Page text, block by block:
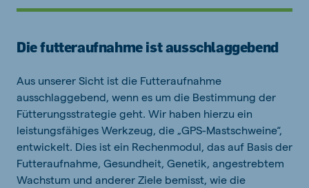
Die futteraufnahme ist ausschlaggebend
Aus unserer Sicht ist die Futteraufnahme
ausschlaggebend, wenn es um die Bestimmung der
Fütterungsstrategie geht. Wir haben hierzu ein
leistungsfähiges Werkzeug, die „GPS-Mastschweine“,
entwickelt. Dies ist ein Rechenmodul, das auf Basis der
Futteraufnahme, Gesundheit, Genetik, angestrebtem
Wachstum und anderer Ziele bemisst, wie die